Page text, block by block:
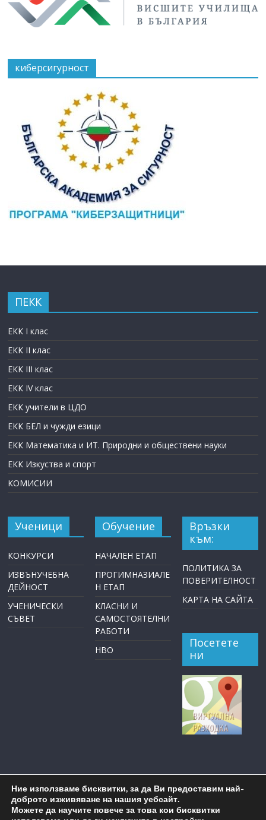
киберсигурност
ПЕКК
ЕКК I клас
ЕКК II клас
ЕКК III клас
ЕКК IV клас
ЕКК учители в ЦДО
ЕКК БЕЛ и чужди езици
ЕКК Математика и ИТ. Природни и обществени науки
ЕКК Изкуства и спорт
КОМИСИИ
Ученици
КОНКУРСИ
ИЗВЪНУЧЕБНА
ДЕЙНОСТ
УЧЕНИЧЕСКИ
СЪВЕТ
Обучение
НАЧАЛЕН ЕТАП
ПРОГИМНАЗИАЛЕ
Н ЕТАП
КЛАСНИ И
САМОСТОЯТЕЛНИ
РАБОТИ
НВО
Връзки
към:
ПОЛИТИКА ЗА
ПОВЕРИТЕЛНОСТ
КАРТА НА САЙТА
Посетете
ни
Ние използваме бисквитки, за да Ви предоставим най-
доброто изживяване на нашия уебсайт.
Можете да научите повече за това кои бисквитки